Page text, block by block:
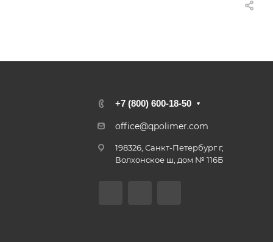
+7 (800) 600-18-50
office@qpolimer.com
198326, Санкт-Петербург г,
Волхонское ш, дом № 116Б